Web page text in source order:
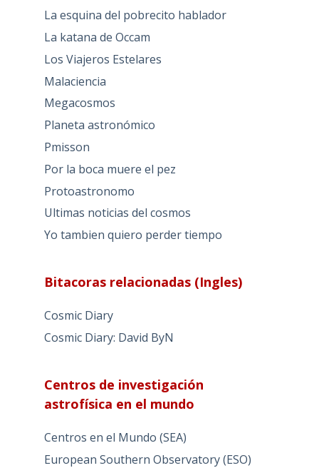
La esquina del pobrecito hablador
La katana de Occam
Los Viajeros Estelares
Malaciencia
Megacosmos
Planeta astronómico
Pmisson
Por la boca muere el pez
Protoastronomo
Ultimas noticias del cosmos
Yo tambien quiero perder tiempo
Bitacoras relacionadas (Ingles)
Cosmic Diary
Cosmic Diary: David ByN
Centros de investigación
astrofísica en el mundo
Centros en el Mundo (SEA)
European Southern Observatory (ESO)